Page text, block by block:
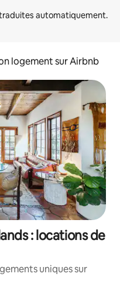
logement sur Airbnb
: locations de
uniques sur